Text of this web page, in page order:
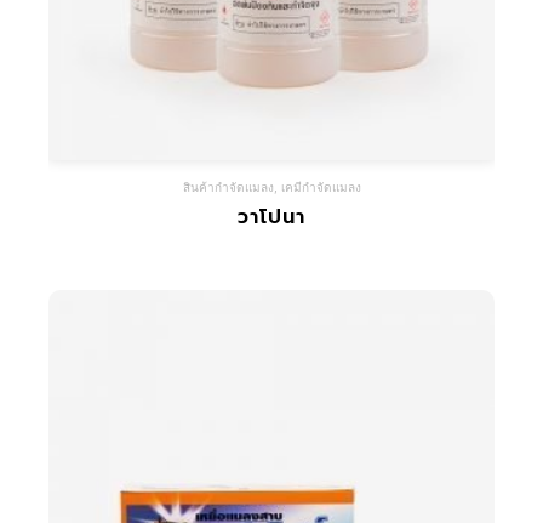
สินค้ากำจัดแมลง เคมีกำจัดแมลง
วาโปนา